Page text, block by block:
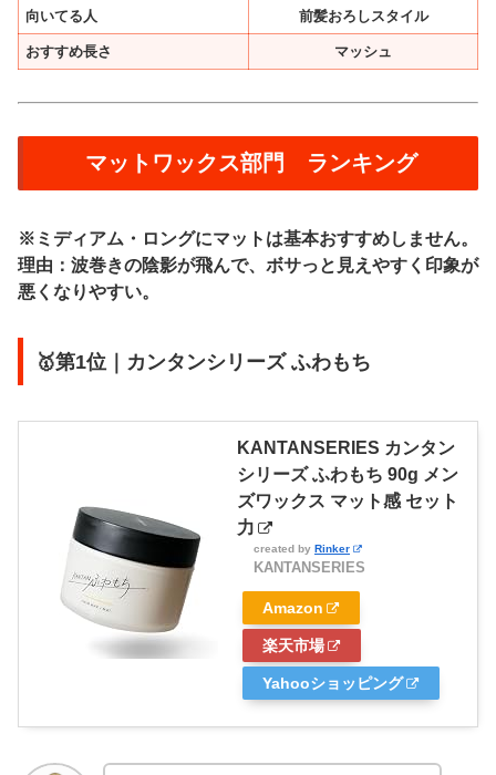
向いてる人 前髪おろしスタイル
おすすめ長さ マッシュ
マットワックス部門 ランキング
※ミディアム・ロングにマットは基本おすすめしません。
理由：波巻きの陰影が飛んで、ボサっと見えやすく印象が
悪くなりやすい。
🥇第1位｜カンタンシリーズ ふわもち
KANTANSERIES カンタン
シリーズ ふわもち 90g メン
ズワックス マット感 セット
力
created by Rinker
KANTANSERIES
Amazon
楽天市場
Yahooショッピング